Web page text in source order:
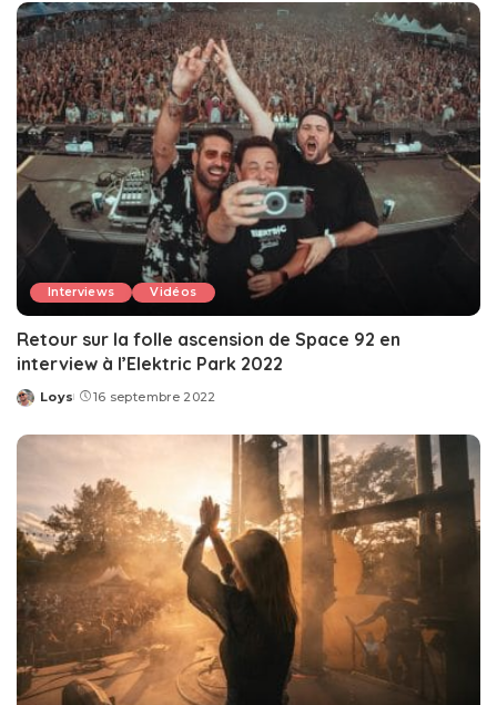
Interviews Vidéos
Retour sur la folle ascension de Space 92 en
interview à l’Elektric Park 2022
Posted
Loys 16 septembre 2022